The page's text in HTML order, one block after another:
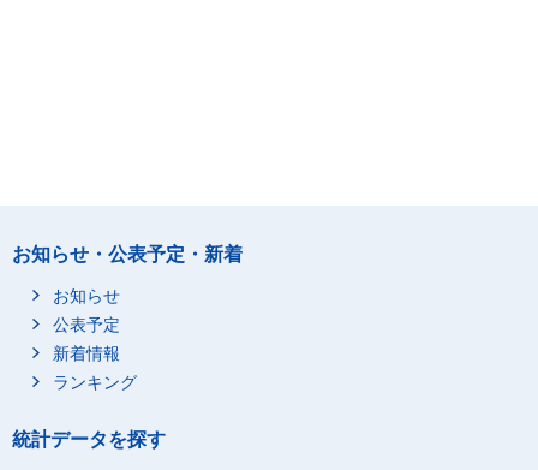
お知らせ・公表予定・新着
お知らせ
公表予定
新着情報
ランキング
統計データを探す